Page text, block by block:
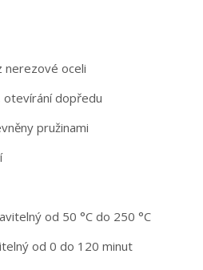
nerezové oceli
otevírání dopředu
pružinami
od 50 °C do 250 °C
od 0 do 120 minut